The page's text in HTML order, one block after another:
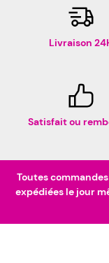
Livraison
Satisfait ou
Toutes
expédiées le jour